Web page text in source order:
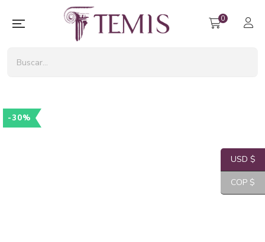
0
-30%
USD $
COP $